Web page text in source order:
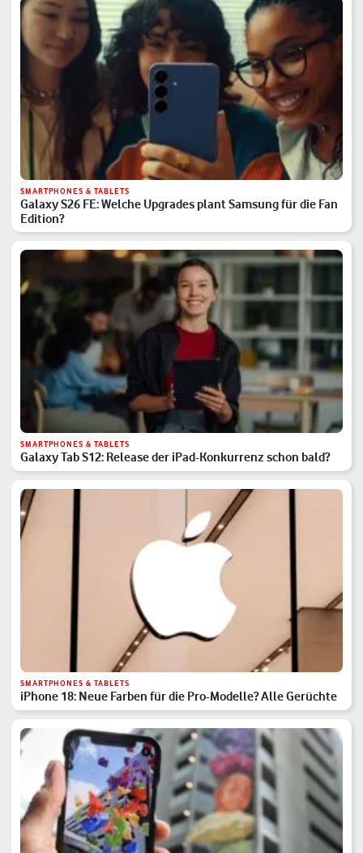
SMARTPHONES & TABLETS
Galaxy S26 FE: Welche Upgrades plant Samsung für die Fan
Edition?
SMARTPHONES & TABLETS
Galaxy Tab S12: Release der iPad-Konkurrenz schon bald?
SMARTPHONES & TABLETS
iPhone 18: Neue Farben für die Pro-Modelle? Alle Gerüchte